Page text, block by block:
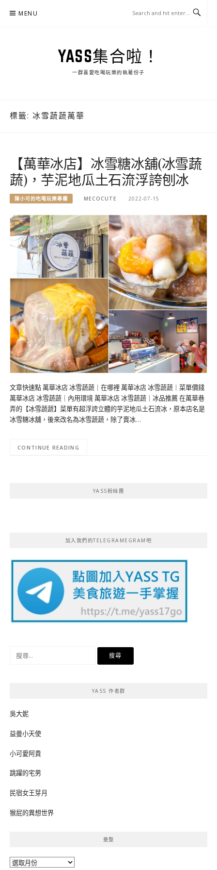
MENU
YASS集合啦！
一群喜愛吃喝玩樂的執著份子
標籤: 冰雪蔬蔬萬華
【萬華冰店】冰雪糖冰舖(冰雪蔬
蔬)，芋泥地瓜土石流浮誇刨冰
陳小可的吃喝玩樂專欄 MECOCUTE 2022-07-15
文章快速點 萬華冰店 冰雪蔬蔬｜在哪裡 萬華冰店 冰雪蔬蔬｜菜單價錢
萬華冰店 冰雪蔬蔬｜內用環境 萬華冰店 冰雪蔬蔬｜冰品推薦 在萬華巷
弄的【冰雪蔬蔬】菜單有超浮誇立體的芋泥地瓜土石流冰，原本店名是
冰雪糖冰舖，後來改名為冰雪蔬蔬，除了賣冰…
CONTINUE READING
YASS粉絲團
加入我們的TELEGRAMEGRAM吧
YASS 作者群
吳大妮
益曼小天使
小可愛阿貴
跳躍的宅男
民宿女王芽月
猴屁的異想世界
彙整
彙